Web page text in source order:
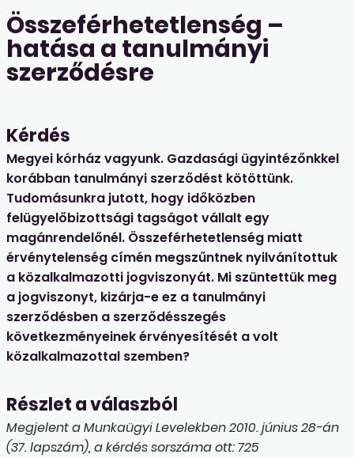
Összeférhetetlenség –
hatása a tanulmányi
szerződésre
Kérdés
Megyei kórház vagyunk. Gazdasági ügyintézőnkkel
korábban tanulmányi szerződést kötöttünk.
Tudomásunkra jutott, hogy időközben
felügyelőbizottsági tagságot vállalt egy
magánrendelőnél. Összeférhetetlenség miatt
érvénytelenség címén megszűntnek nyilvánítottuk
a közalkalmazotti jogviszonyát. Mi szüntettük meg
a jogviszonyt, kizárja-e ez a tanulmányi
szerződésben a szerződésszegés
következményeinek érvényesítését a volt
közalkalmazottal szemben?
Részlet a válaszból
Megjelent a Munkaügyi Levelekben 2010. június 28-án
(37. lapszám), a kérdés sorszáma ott: 725